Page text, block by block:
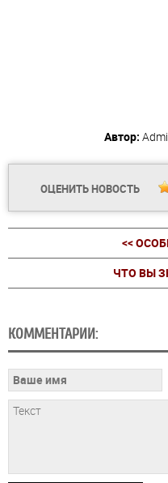
Автор:
ОЦЕНИТЬ НОВОСТЬ
<<
ЧТО ВЫ
КОММЕНТАРИИ: